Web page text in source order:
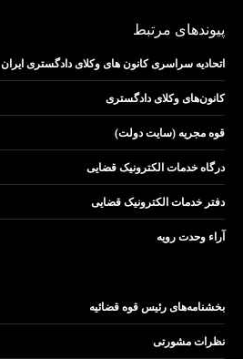
پیوندهای مرتبط
اتحادیه سراسری کانون های وکلای دادگستری ایران
کانون‌های وکلای دادگستری
قوه مجریه (سایت دولت)
درگاه خدمات الکترونیک قضایی
دفتر خدمات الکترونیک قضایی
آراء وحدت رویه
بخشنامه‌های رئیس قوه قضائیه
نظرات مشورتی